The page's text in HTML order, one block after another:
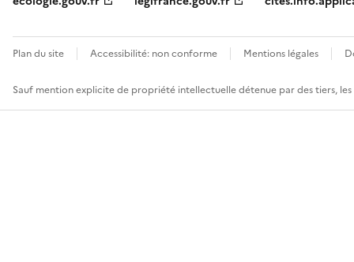
Plan du site Accessibilité: non conforme Mentions légales
Sauf mention explicite de propriété intellectuelle détenue par des tiers,